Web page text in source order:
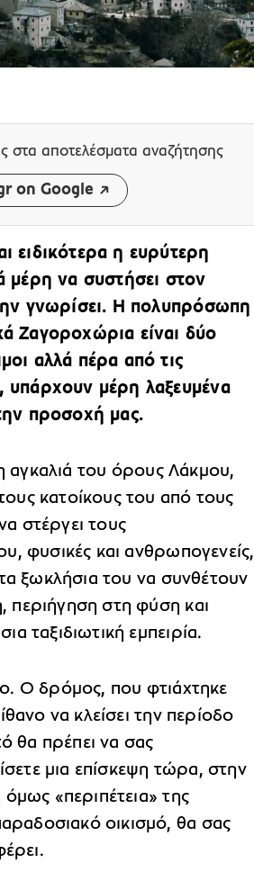
στα αποτελέσματα αναζήτησης
on Google
ειδικότερα η ευρύτερη
μέρη να συστήσει στον
γνωρίσει. Η πολυπρόσωπη
Ζαγοροχώρια είναι δύο
αλλά πέρα από τις
υπάρχουν μέρη λαξευμένα
προσοχή μας.
αγκαλιά του όρους Λάκμου,
κατοίκους του από τους
στέργει τους
φυσικές και ανθρωπογενείς,
ξωκλήσια του να συνθέτουν
περιήγηση στη φύση και
ταξιδιωτική εμπειρία.
Ο δρόμος, που φτιάχτηκε
να κλείσει την περίοδο
θα πρέπει να σας
μια επίσκεψη τώρα, στην
«περιπέτεια» της
οικισμό, θα σας